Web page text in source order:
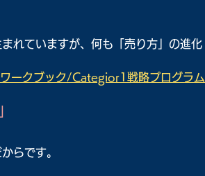
れていますが、何も「売り方」の進化
ワークブック/Categior1戦略プログラム
らです。